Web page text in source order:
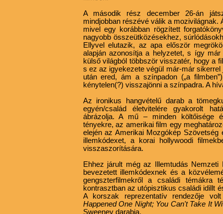
A második rész december 26-án
mindjobban részévé válik a
mivel egy korábban rögzített
nagyobb összeütközésekhez,
Ellyvel elutazik, az apa először
alapján azonosítja a helyzetet, s így
külső világból többször visszatér, hogy a
s ez az igyekezete végül már-már
után ered, ám a színpadon („a
kénytelen(?) visszajönni a színpadra. A
Az ironikus hangvételű darab a
egyén/család életvitelére gyakorolt
ábrázolja. A mű – minden költőisége
tényekre, az amerikai film egy
elején az Amerikai Mozgókép
illemkódexet, a korai hollywoodi
visszaszorítására.
Ehhez járult még az Illemtudás
bevezetett illemkódexnek és a
gengszterfilmekről a családi
kontrasztban az utópisztikus családi idillt
A korszak reprezentatív rendezője
Happened One Night; You Can't Take It
Sweeney darabja.